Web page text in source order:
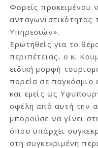
Φορείς προκειμένου
Υπηρεσιών».
Ερωτηθείς για το
περιπέτειας, ο κ.
ειδική μορφή
πορεία σε παγκόσμιο
και εμείς ως
οφέλη από αυτή την
μπορούσε να γίνει
όπου υπάρχει
στη συγκεκριμένη